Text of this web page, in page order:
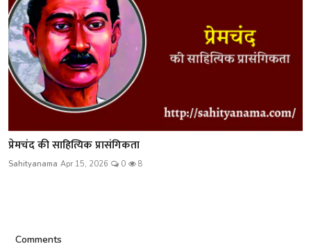
प्रेमचंद की साहित्यिक प्रासंगिकता
Sahityanama Apr 15, 2026 0 8
Comments